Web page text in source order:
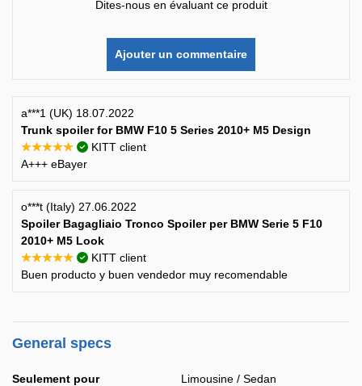
Dites-nous en évaluant ce produit
Ajouter un commentaire
a***1 (UK) 18.07.2022
Trunk spoiler for BMW F10 5 Series 2010+ M5 Design
★★★★★
KITT client
A+++ eBayer
o***t (Italy) 27.06.2022
Spoiler Bagagliaio Tronco Spoiler per BMW Serie 5 F10
2010+ M5 Look
★★★★★
KITT client
Buen producto y buen vendedor muy recomendable
General specs
Seulement pour Limousine / Sedan